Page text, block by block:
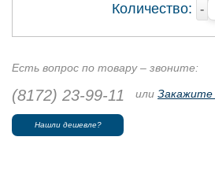
Количество: -
Есть вопрос по товару – звоните:
(8172) 23-99-11 или Закажите
Нашли дешевле?